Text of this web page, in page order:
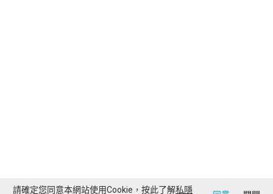
請確定您同意本網站使用Cookie，按此了解私隱